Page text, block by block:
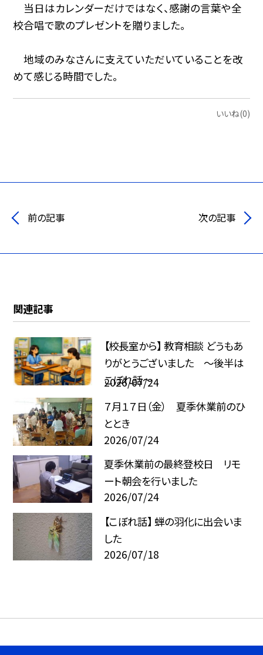
当日はカレンダーだけではなく、感謝の言葉や全
校合唱で歌のプレゼントを贈りました。
地域のみなさんに支えていただいていることを改
めて感じる時間でした。
いいね(0)
前の記事 次の記事
関連記事
【校長室から】 教育相談 どうもあ
りがとうございました ～後半は
こぼれ話～
2026/07/24
７月１７日（金） 夏季休業前のひ
ととき
2026/07/24
夏季休業前の最終登校日 リモ
ート朝会を行いました
2026/07/24
【こぼれ話】 蝉の羽化に出会いま
した
2026/07/18